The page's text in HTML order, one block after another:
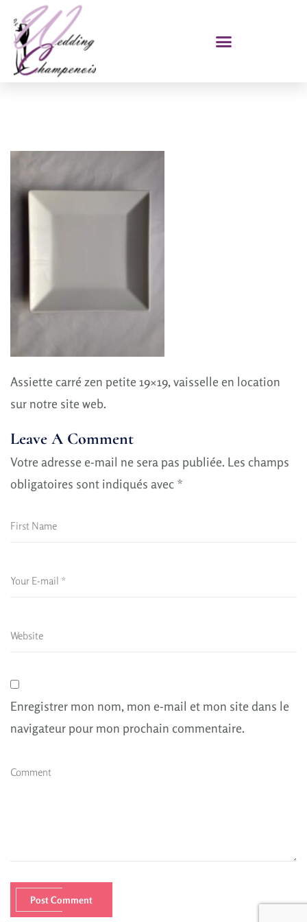
Assiette carré zen petite 19×19, vaisselle en location
sur notre site web.
Leave A Comment
Votre adresse e-mail ne sera pas publiée. Les champs
obligatoires sont indiqués avec *
Enregistrer mon nom, mon e-mail et mon site dans le
navigateur pour mon prochain commentaire.
Post Comment